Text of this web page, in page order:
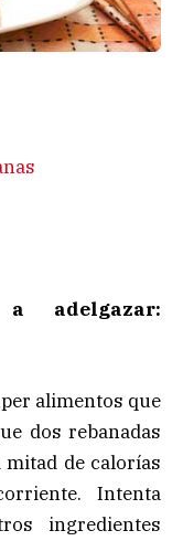
adelgazar:
alimentos que
dos rebanadas
mitad de calorías
Intenta
ingredientes